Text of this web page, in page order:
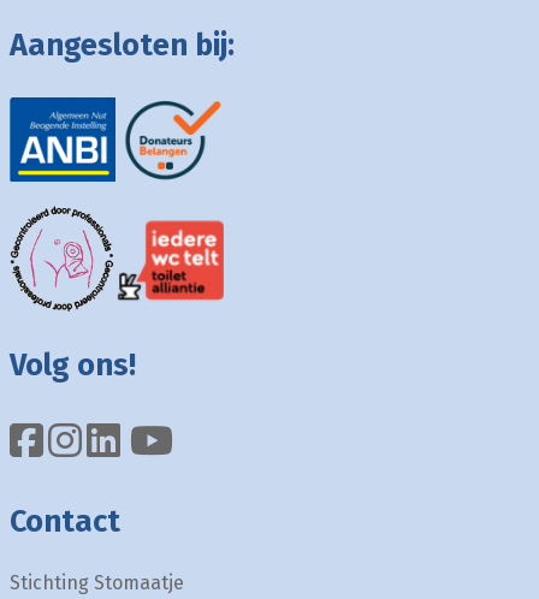
Aangesloten bij:
Volg ons!
Contact
Stichting Stomaatje